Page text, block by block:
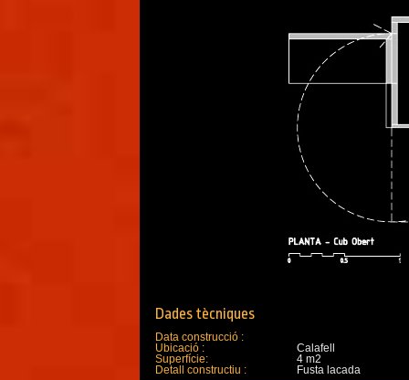
Dades tècniques
Data construcció :
Ubicació :
Calafell
Superfície:
4 m2
Detall constructiu :
Fusta lacada